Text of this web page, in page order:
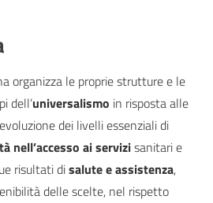
organizza le proprie strutture e le
dell’universalismo in risposta alle
dei livelli essenziali di
nell’accesso ai servizisanitari e
risultati disalute e assistenza,
delle scelte, nel rispetto